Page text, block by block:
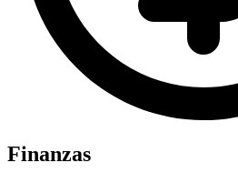
Finanzas